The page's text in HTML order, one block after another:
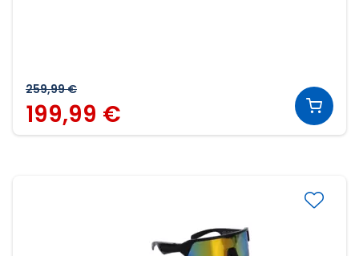
259,99 €
199,99 €